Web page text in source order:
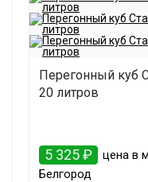
Перегонный куб
20 литров
5 325 ₽
цена в
Белгород